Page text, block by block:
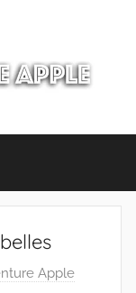
Apple